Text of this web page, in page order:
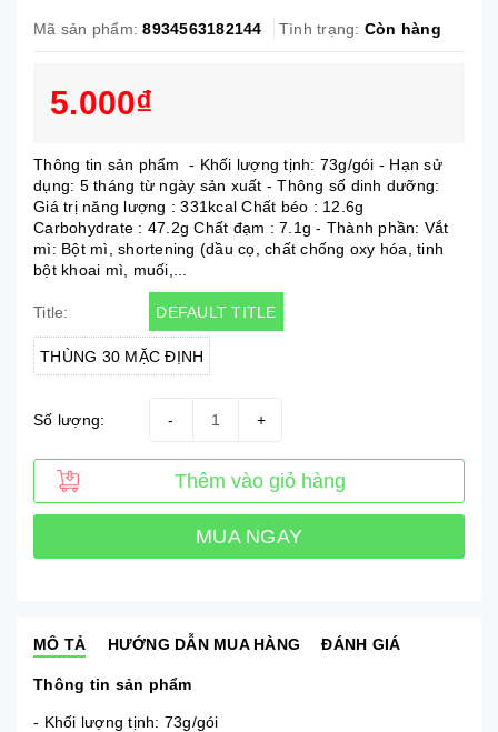
Mã sản phẩm: 8934563182144 Tình trạng: Còn hàng
5.000₫
Thông tin sản phẩm - Khối lượng tịnh: 73g/gói - Hạn sử
dụng: 5 tháng từ ngày sản xuất - Thông số dinh dưỡng:
Giá trị năng lượng : 331kcal Chất béo : 12.6g
Carbohydrate : 47.2g Chất đạm : 7.1g - Thành phần: Vắt
mì: Bột mì, shortening (dầu cọ, chất chống oxy hóa, tinh
bột khoai mì, muối,...
Title: DEFAULT TITLE
THÙNG 30 MẶC ĐỊNH
Số lượng: +
-
Thêm vào giỏ hàng
MUA NGAY
MÔ TẢ HƯỚNG DẪN MUA HÀNG ĐÁNH GIÁ
Thông tin sản phẩm
- Khối lượng tịnh: 73g/gói